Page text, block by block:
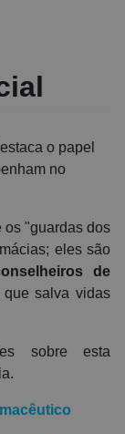
o papel
no
os "guardas dos
eles são
de
que salva vidas
sobre esta